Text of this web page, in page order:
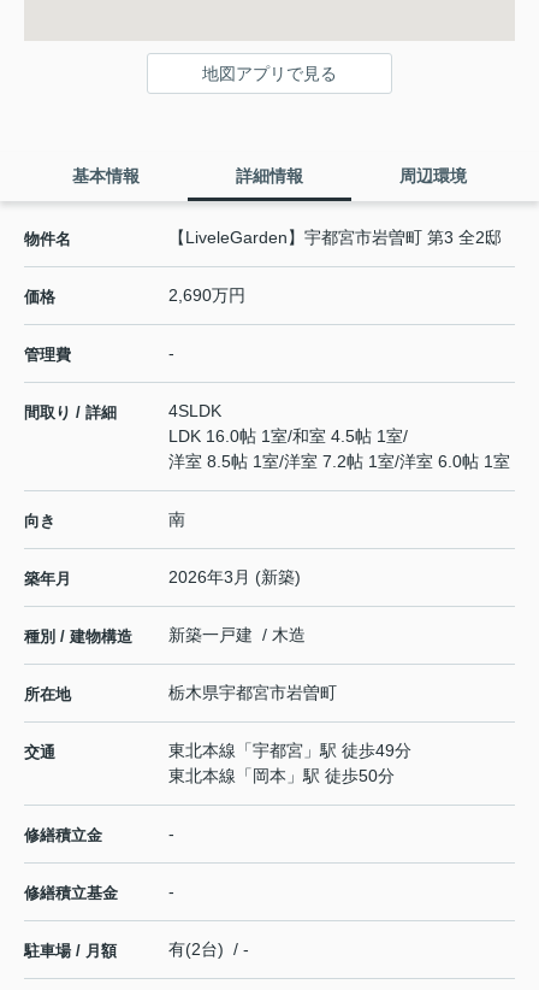
地図アプリで見る
基本情報 詳細情報 周辺環境
物件名 【LiveleGarden】宇都宮市岩曽町 第3 全2邸
価格 2,690万円
管理費 -
間取り / 詳細
4SLDK
LDK 16.0帖 1室/和室 4.5帖 1室/
洋室 8.5帖 1室/洋室 7.2帖 1室/洋室 6.0帖 1室
向き 南
築年月 2026年3月 (新築)
種別 / 建物構造 新築一戸建 / 木造
所在地 栃木県宇都宮市岩曽町
交通 東北本線 「宇都宮 」駅 徒歩49分
東北本線 「 岡本 」駅 徒歩50分
修繕積立金 -
修繕積立基金 -
駐車場 / 月額 有(2台) / -